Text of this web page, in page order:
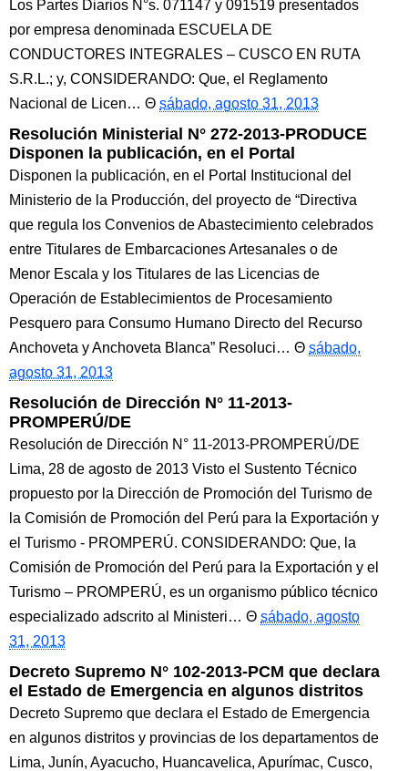
Los Partes Diarios N°s. 071147 y 091519 presentados
por empresa denominada ESCUELA DE
CONDUCTORES INTEGRALES – CUSCO EN RUTA
S.R.L.; y, CONSIDERANDO: Que, el Reglamento
Nacional de Licen…
sábado, agosto 31, 2013
Resolución Ministerial N° 272-2013-PRODUCE
Disponen la publicación, en el Portal
Disponen la publicación, en el Portal Institucional del
Ministerio de la Producción, del proyecto de “Directiva
que regula los Convenios de Abastecimiento celebrados
entre Titulares de Embarcaciones Artesanales o de
Menor Escala y los Titulares de las Licencias de
Operación de Establecimientos de Procesamiento
Pesquero para Consumo Humano Directo del Recurso
Anchoveta y Anchoveta Blanca” Resoluci…
sábado,
agosto 31, 2013
Resolución de Dirección N° 11-2013-
PROMPERÚ/DE
Resolución de Dirección N° 11-2013-PROMPERÚ/DE
Lima, 28 de agosto de 2013 Visto el Sustento Técnico
propuesto por la Dirección de Promoción del Turismo de
la Comisión de Promoción del Perú para la Exportación y
el Turismo - PROMPERÚ. CONSIDERANDO: Que, la
Comisión de Promoción del Perú para la Exportación y el
Turismo – PROMPERÚ, es un organismo público técnico
especializado adscrito al Ministeri…
sábado, agosto
31, 2013
Decreto Supremo N° 102-2013-PCM que declara
el Estado de Emergencia en algunos distritos
Decreto Supremo que declara el Estado de Emergencia
en algunos distritos y provincias de los departamentos de
Lima, Junín, Ayacucho, Huancavelica, Apurímac, Cusco,